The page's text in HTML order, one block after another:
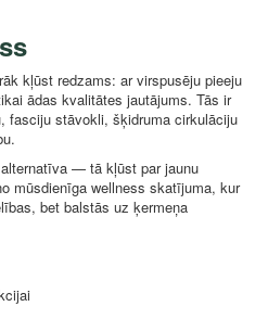
kļūst redzams: ar virspusēju pieeju
ādas kvalitātes jautājums. Tās ir
fasciju stāvokli, šķidruma cirkulāciju
— tā kļūst par jaunu
mūsdienīga wellness skatījuma, kur
bet balstās uz ķermeņa